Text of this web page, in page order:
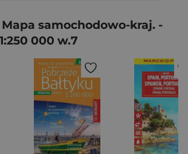
samochodowo-kraj. -
000 w.7